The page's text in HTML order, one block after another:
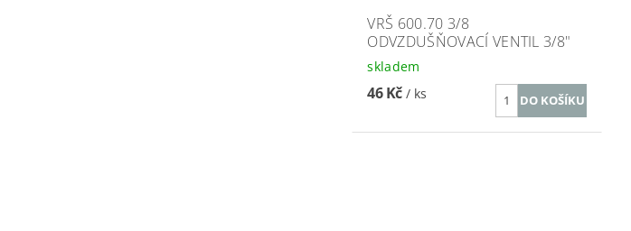
VRŠ 600.70 3/8
ODVZDUŠŇOVACÍ VENTIL 3/8"
skladem
46 Kč / ks